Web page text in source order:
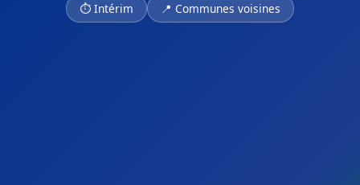
⏱ Intérim
📍 Communes voisines